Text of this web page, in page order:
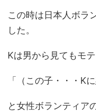
この時は日本人ボラ
した。
Kは男から見てもモ
「（この子・・・K
と女性ボランティア